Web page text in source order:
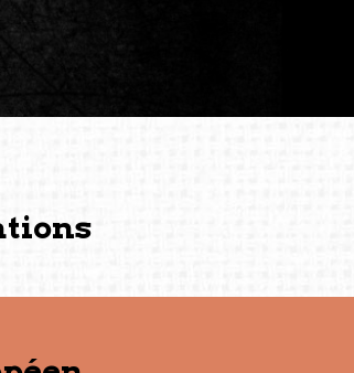
et m’encouragent à continuer de
de nouvelles possibilités.
Belarmino (Singapore /Germany)
Geric Cruz)